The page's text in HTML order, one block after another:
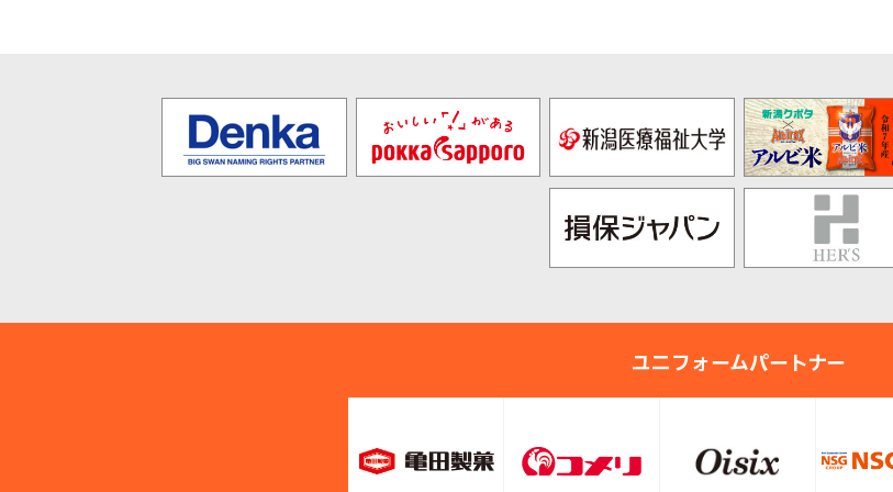
ユニフォームパートナー